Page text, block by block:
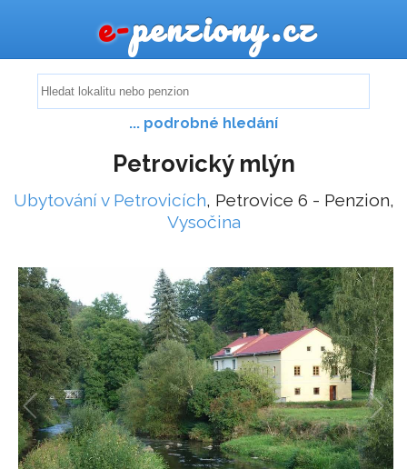
e-penziony.cz
... podrobné hledání
Petrovický mlýn
Ubytování v Petrovicích, Petrovice 6 - Penzion,
Vysočina